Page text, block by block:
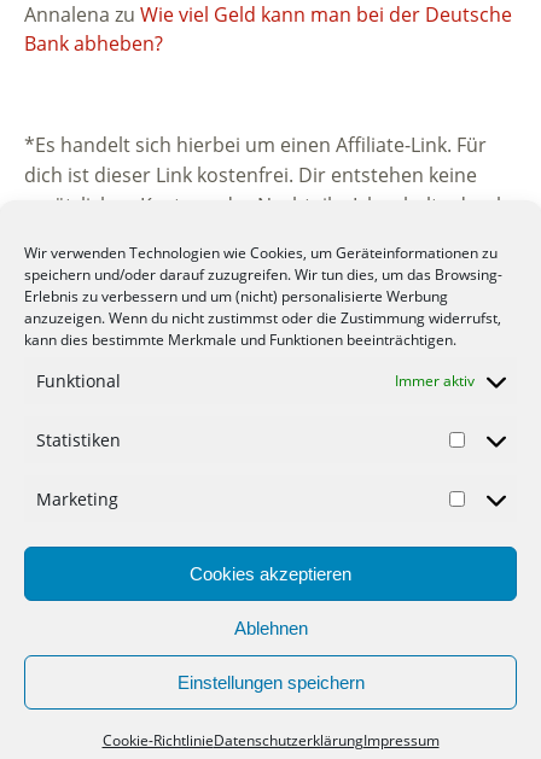
Wir verwenden Technologien wie Cookies, um Geräteinformationen zu
speichern und/oder darauf zuzugreifen. Wir tun dies, um das Browsing-
Erlebnis zu verbessern und um (nicht) personalisierte Werbung
anzuzeigen. Wenn du nicht zustimmst oder die Zustimmung widerrufst,
kann dies bestimmte Merkmale und Funktionen beeinträchtigen.
Funktional Immer aktiv
Statistiken
Marketing
Cookies akzeptieren
Ablehnen
Einstellungen speichern
Cookie-RichtlinieDatenschutzerklärungImpressum
Annalena zu Wie viel Geld kann man bei der Deutsche
Bank abheben?
*Es handelt sich hierbei um einen Affiliate-Link. Für
dich ist dieser Link kostenfrei. Dir entstehen keine
zusätzlichen Kosten oder Nachteile. Ich erhalte durch
beworbenen Unternehmen. Vielen Dank für deine
Unterstützung.
© 2012-2022 Mein-Geld-Blog.de der Geld Blog.
Werbung
Cookie-Richtlinie (EU)